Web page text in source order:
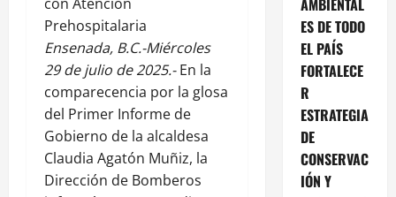
con Atención
Prehospitalaria
Ensenada, B.C.-Miércoles
29 de julio de 2025.-En la
comparecencia por la glosa
del Primer Informe de
Gobierno de la alcaldesa
Claudia Agatón Muñiz, la
Dirección de Bomberos
AMBIENTAL
ES DE TODO
EL PAÍS
FORTALECE
R
ESTRATEGIA
DE
CONSERVAC
IÓN Y